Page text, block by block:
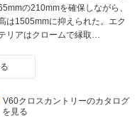
の210mmを確保しながら、
は1505mmに抑えられた。エク
リアはクロームで縁取…
V60クロスカントリーのカタログ
を見る